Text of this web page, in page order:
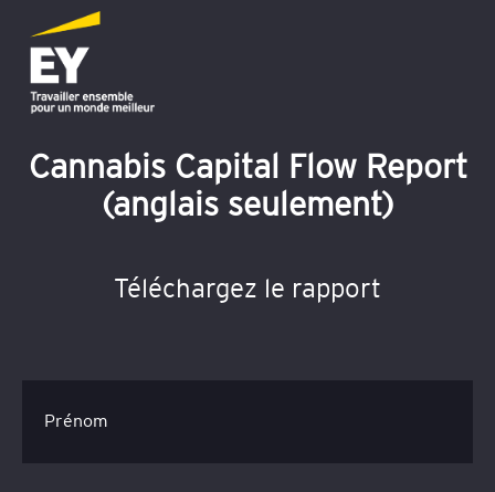
Cannabis Capital Flow Report
(anglais seulement)
Téléchargez le rapport
Prénom